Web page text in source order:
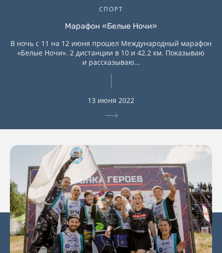
СПОРТ
Марафон «Белые Ночи»
В ночь с 11 на 12 июня прошел Международный марафон
«Белые Ночи». 2 дистанции в 10 и 42.2 км. Показываю
и рассказываю...
13 июня 2022